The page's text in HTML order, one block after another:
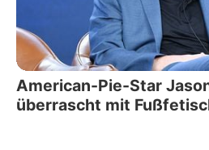
American-Pie-Star
überrascht mit